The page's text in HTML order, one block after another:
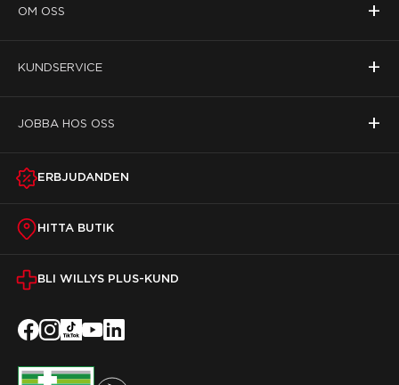
OM OSS +
KUNDSERVICE +
JOBBA HOS OSS +
ERBJUDANDEN
HITTA BUTIK
BLI WILLYS PLUS-KUND